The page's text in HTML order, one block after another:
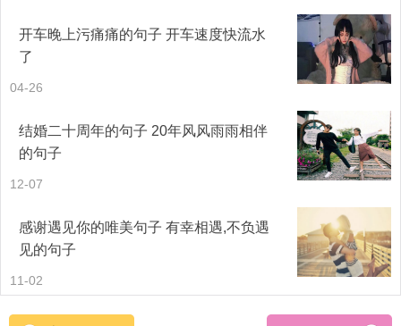
开车晚上污痛痛的句子 开车速度快流水
了
04-26
结婚二十周年的句子 20年风风雨雨相伴
的句子
12-07
感谢遇见你的唯美句子 有幸相遇,不负遇
见的句子
11-02